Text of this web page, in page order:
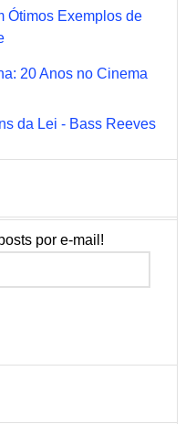
Ótimos Exemplos de
20 Anos no Cinema
da Lei - Bass Reeves
por e-mail!